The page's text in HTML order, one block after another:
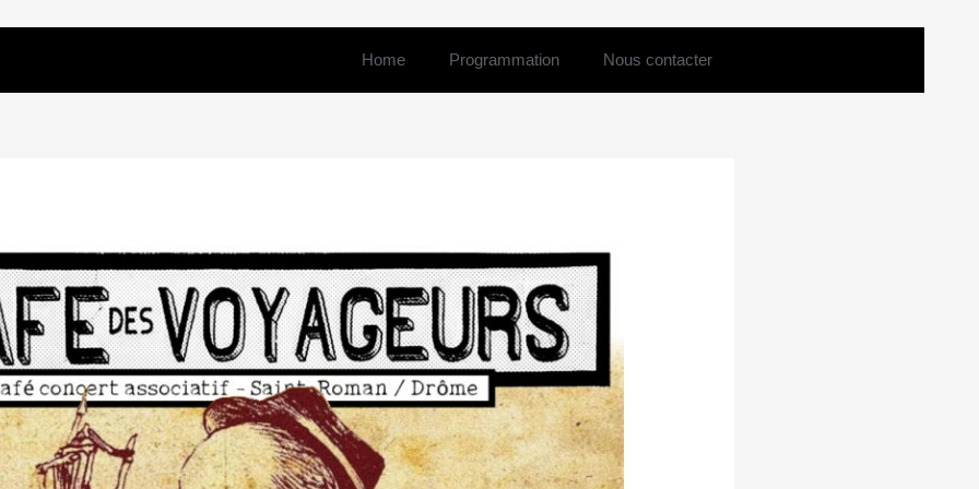
Home Programmation Nous contacter